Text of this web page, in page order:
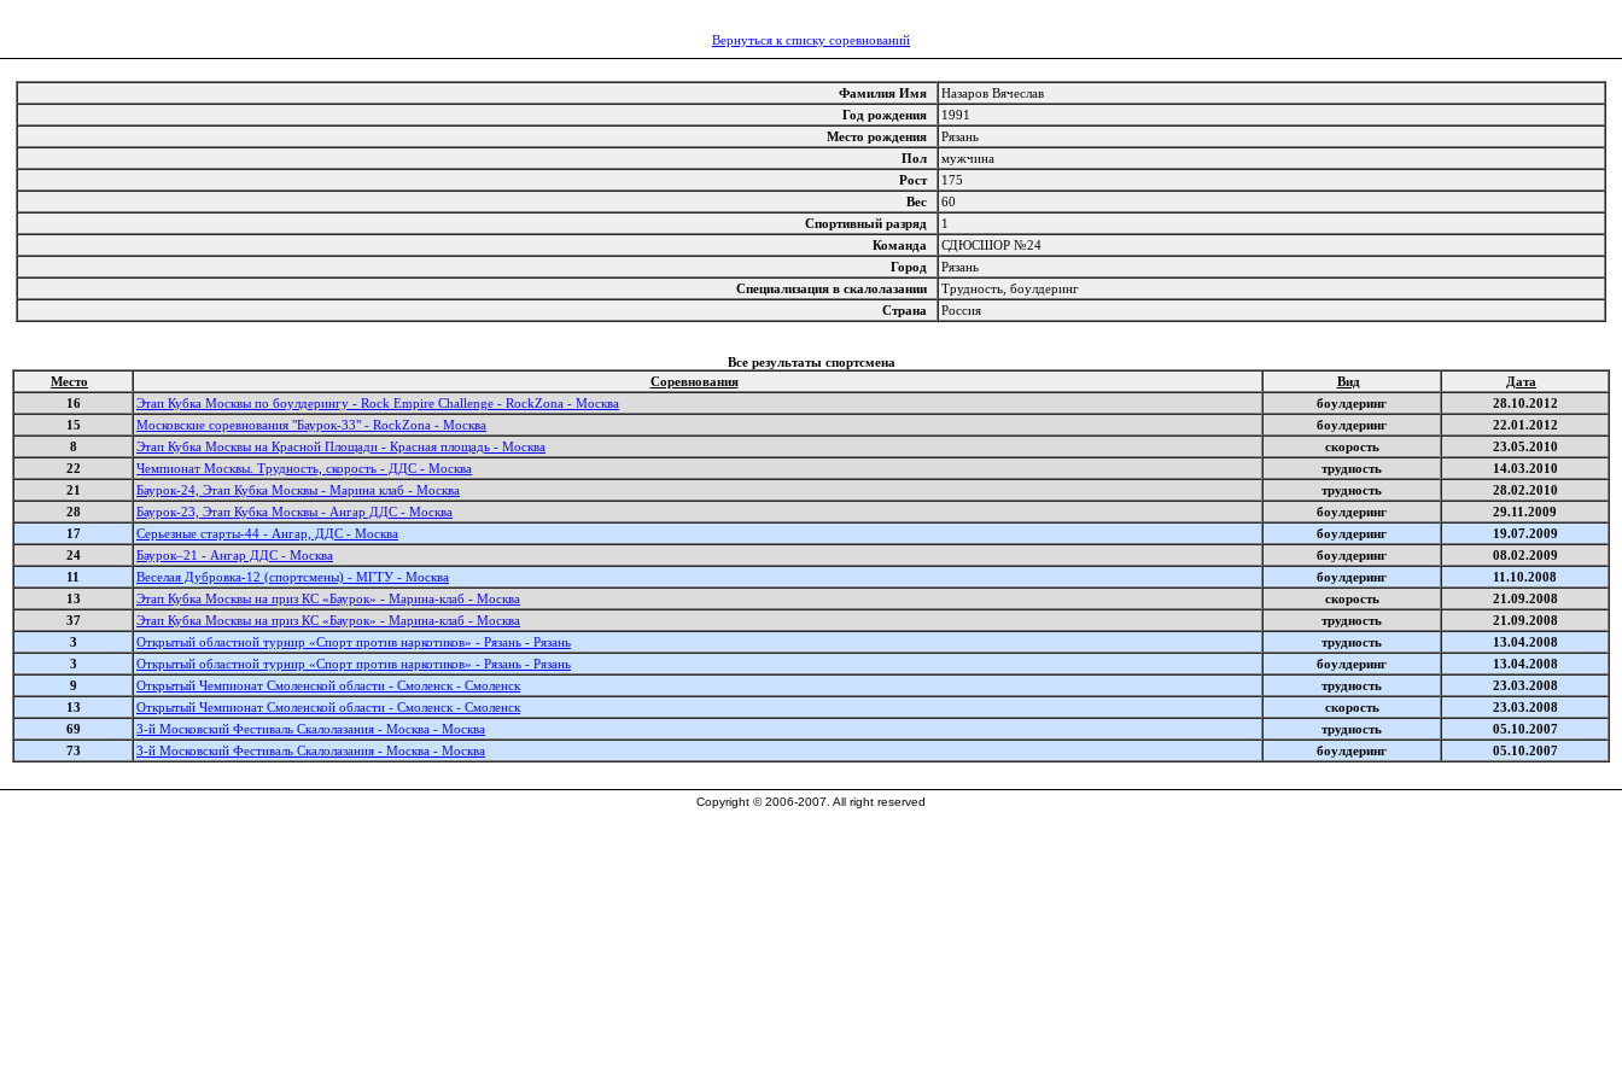
Вернуться к списку соревнований
Фамилия Имя
Назаров Вячеслав
Год рождения
1991
Место рождения
Рязань
Пол
мужчина
Рост
175
Вес
60
Спортивный разряд
1
Команда
СДЮСШОР №24
Город
Рязань
Специализация в скалолазании
Трудность, боулдеринг
Страна
Россия
Все результаты спортсмена
Место
Соревнования Вид
Дата
16
Этап Кубка Москвы по боулдерингу - Rock Empire Challenge - RockZona - Москва боулдеринг
28.10.2012
15
Московские соревнования "Баурок-33" - RockZona - Москва боулдеринг
22.01.2012
8
Этап Кубка Москвы на Красной Площади - Красная площадь - Москва скорость
23.05.2010
22
Чемпионат Москвы. Трудность, скорость - ДДС - Москва трудность
14.03.2010
21
Баурок-24, Этап Кубка Москвы - Марина клаб - Москва трудность
28.02.2010
28
Баурок-23, Этап Кубка Москвы - Ангар ДДС - Москва боулдеринг
29.11.2009
17
Серьезные старты-44 - Ангар, ДДС - Москва боулдеринг
19.07.2009
24
Баурок–21 - Ангар ДДС - Москва боулдеринг
08.02.2009
11
Веселая Дубровка-12 (спортсмены) - МГТУ - Москва боулдеринг
11.10.2008
13
Этап Кубка Москвы на приз КС «Баурок» - Марина-клаб - Москва скорость
21.09.2008
37
Этап Кубка Москвы на приз КС «Баурок» - Марина-клаб - Москва трудность
21.09.2008
3
Открытый областной турнир «Спорт против наркотиков» - Рязань - Рязань трудность
13.04.2008
3
Открытый областной турнир «Спорт против наркотиков» - Рязань - Рязань боулдеринг
13.04.2008
9
Открытый Чемпионат Смоленской области - Смоленск - Смоленск трудность
23.03.2008
13
Открытый Чемпионат Смоленской области - Смоленск - Смоленск скорость
23.03.2008
69
3-й Московский Фестиваль Cкалолазания - Москва - Москва трудность
05.10.2007
73
3-й Московский Фестиваль Cкалолазания - Москва - Москва боулдеринг 05.10.2007
Copyright © 2006-2007. All right reserved